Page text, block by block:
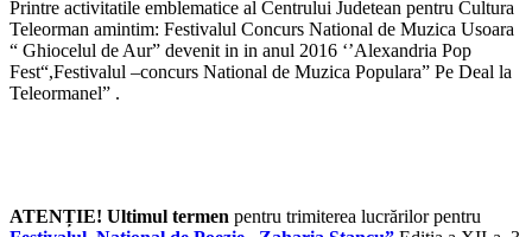
Printre activitatile emblematice al Centrului Judetean pentru Cultura
Teleorman amintim: Festivalul Concurs National de Muzica Usoara
“ Ghiocelul de Aur” devenit in in anul 2016 ‘’Alexandria Pop
Fest“,Festivalul –concurs National de Muzica Populara” Pe Deal la
Teleormanel” .
ATENȚIE! Ultimul termen pentru trimiterea lucrărilor pentru